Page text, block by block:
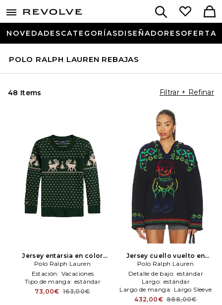
NOVEDADESCATEGORÍASDISEÑADORESOFERTA
POLO RALPH LAUREN REBAJAS
48 Items Filtrar + Refinar
Jersey entarsia en color
verde Polo Ralph Lauren
Polo Ralph Lauren
Estación: Vacaciones
Tipo de manga: estándar
73,00€ 163,00€
Jersey cuello vuelto en
color negro Polo Ralph
Lauren
Polo Ralph Lauren
Detalle de bajo: estándar
Largo: estándar
Largo de manga: Largo Sleeve
432,00€ 888,00€